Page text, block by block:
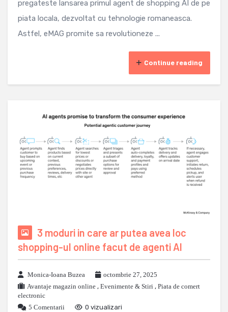
pregateste lansarea primul agent de shopping AI de pe
piata locala, dezvoltat cu tehnologie romaneasca.
Astfel, eMAG promite sa revolutioneze ...
Continue reading
3 moduri in care ar putea avea loc
shopping-ul online facut de agenti AI
Monica-Ioana Buzea
octombrie 27, 2025
Avantaje magazin online , Evenimente & Stiri , Piata de comert
electronic
5 Comentarii
0 vizualizari